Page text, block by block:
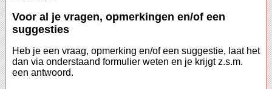
Voor al je vragen, opmerkingen en/of een
suggesties
Heb je een vraag, opmerking en/of een suggestie, laat het
dan via onderstaand formulier weten en je krijgt z.s.m.
een antwoord.